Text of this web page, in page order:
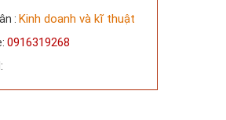
: Kinh doanh và kĩ thuật
0916319268